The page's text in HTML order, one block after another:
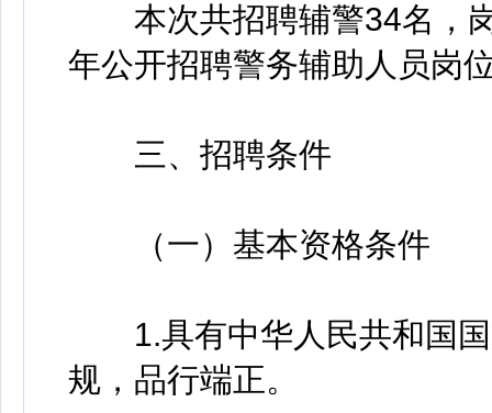
本次共招聘辅警34名，岗
年公开招聘警务辅助人员岗
三、招聘条件
（一）基本资格条件
1.具有中华人民共和国国
规，品行端正。